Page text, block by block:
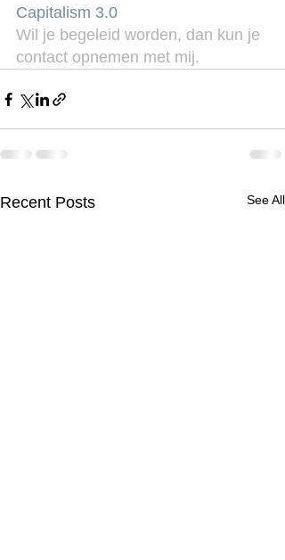
Capitalism 3.0
Wil je begeleid worden, dan kun je
contact opnemen met mij.
Recent Posts See All